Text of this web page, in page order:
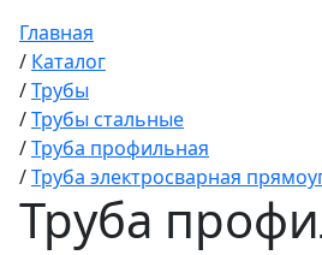
Главная
/ Каталог
/Трубы
/Трубы стальные
/Труба профильная
/Труба электросварная
Труба